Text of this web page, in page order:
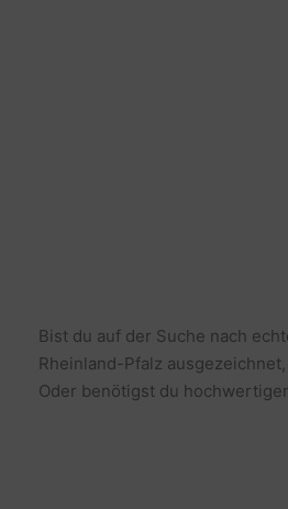
Bist du auf der Suche nach
Rheinland-Pfalz
Oder benötigst du